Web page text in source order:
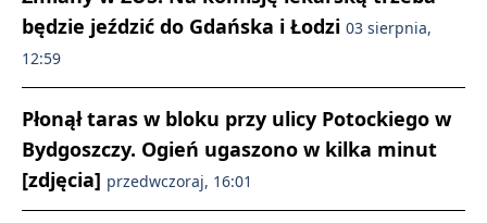
będzie jeździć do Gdańska i Łodzi 03 sierpnia,
12:59
Płonął taras w bloku przy ulicy Potockiego w
Bydgoszczy. Ogień ugaszono w kilka minut
[zdjęcia] przedwczoraj, 16:01